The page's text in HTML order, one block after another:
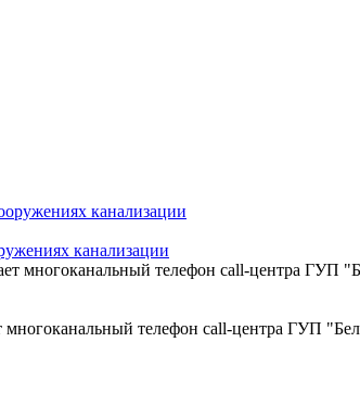
канализации
многоканальный телефон call-центра ГУП